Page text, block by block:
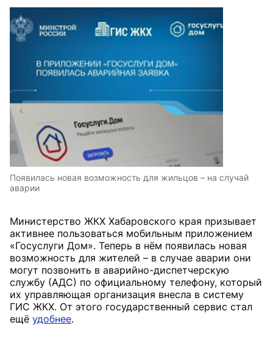
Появилась новая возможность для жильцов – на случай
аварии
Министерство ЖКХ Хабаровского края призывает
активнее пользоваться мобильным приложением
«Госуслуги Дом». Теперь в нём появилась новая
возможность для жителей – в случае аварии они
могут позвонить в аварийно-диспетчерскую
службу (АДС) по официальному телефону, который
их управляющая организация внесла в систему
ГИС ЖКХ. От этого государственный сервис стал
ещё удобнее.